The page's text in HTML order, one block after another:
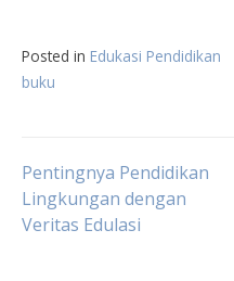
Posted in Edukasi Pendidikan
buku
Post
navigation
Pentingnya Pendidikan
Lingkungan dengan
Veritas Edulasi